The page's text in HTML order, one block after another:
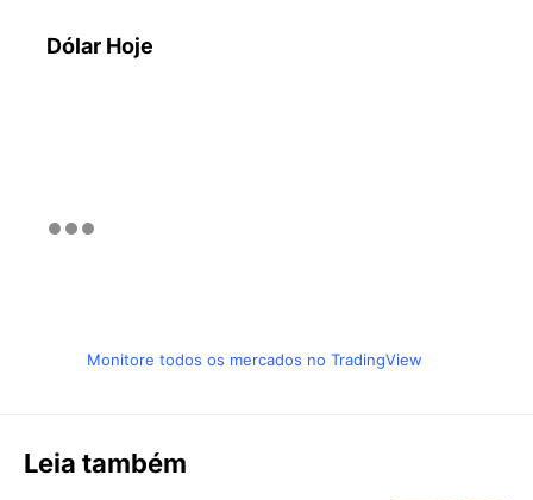
Dólar Hoje
Monitore todos os mercados no TradingView
Leia também